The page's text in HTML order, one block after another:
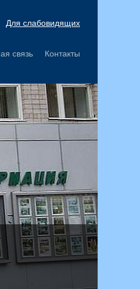
Для слабовидящих
связь Контакты